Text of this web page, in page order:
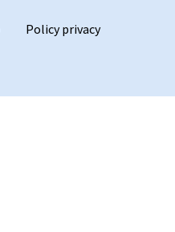
Policy privacy